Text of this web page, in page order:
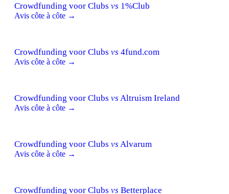
Crowdfunding voor Clubs vs 1%Club
Avis côte à côte →
Crowdfunding voor Clubs vs 4fund.com
Avis côte à côte →
Crowdfunding voor Clubs vs Altruism Ireland
Avis côte à côte →
Crowdfunding voor Clubs vs Alvarum
Avis côte à côte →
Crowdfunding voor Clubs vs Betterplace